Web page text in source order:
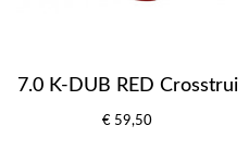
7.0 K-DUB RED Crosstrui
€ 59,50